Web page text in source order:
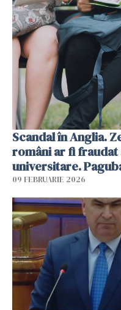
Scandal în Anglia.
români ar fi
universitare.
09 FEBRUARIE 2026